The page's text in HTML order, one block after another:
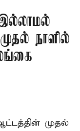
நாளில்
ஆட்டத்தின் முதல்